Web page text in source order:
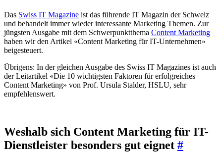
Das Swiss IT Magazine ist das führende IT Magazin der Schweiz
und behandelt immer wieder interessante Marketing Themen. Zur
jüngsten Ausgabe mit dem Schwerpunktthema Content Marketing
haben wir den Artikel «Content Marketing für IT-Unternehmen»
beigesteuert.
Übrigens: In der gleichen Ausgabe des Swiss IT Magazines ist auch
der Leitartikel «Die 10 wichtigsten Faktoren für erfolgreiches
Content Marketing» von Prof. Ursula Stalder, HSLU, sehr
empfehlenswert.
Weshalb sich Content Marketing für IT-
Dienstleister besonders gut eignet #